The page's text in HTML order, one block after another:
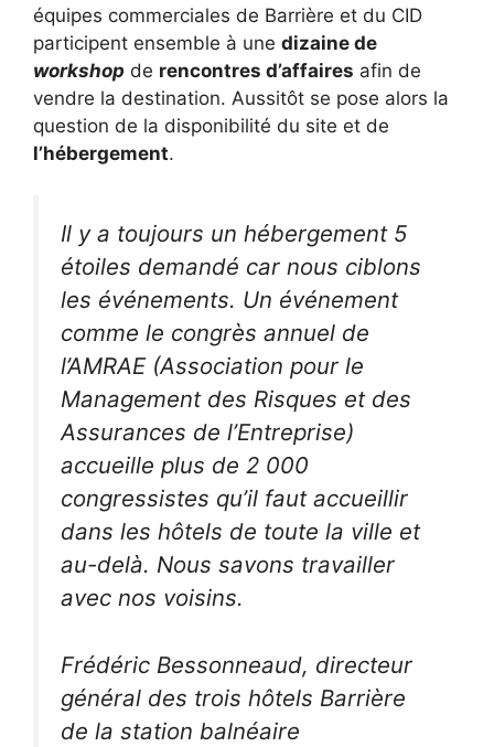
équipes commerciales de Barrière et du CID
participent ensemble à une dizaine de
workshop de rencontres d’affaires afin de
vendre la destination. Aussitôt se pose alors la
question de la disponibilité du site et de
l’hébergement.
Il y a toujours un hébergement 5
étoiles demandé car nous ciblons
les événements. Un événement
comme le congrès annuel de
l’AMRAE (Association pour le
Management des Risques et des
Assurances de l’Entreprise)
accueille plus de 2 000
congressistes qu’il faut accueillir
dans les hôtels de toute la ville et
au-delà. Nous savons travailler
avec nos voisins.
Frédéric Bessonneaud, directeur
général des trois hôtels Barrière
de la station balnéaire